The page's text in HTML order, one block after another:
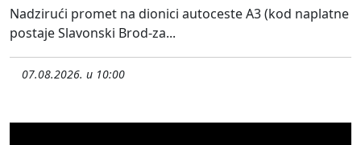
Nadzirući promet na dionici autoceste A3 (kod naplatne
postaje Slavonski Brod-za...
07.08.2026. u 10:00